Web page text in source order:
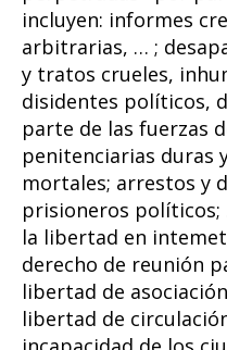
incluyen: informes
arbitrarias, … ;
y tratos crueles,
disidentes políticos,
parte de las fuerzas
penitenciarias duras
mortales; arrestos y
prisioneros políticos;
la libertad en
derecho de reunión
libertad de
libertad de